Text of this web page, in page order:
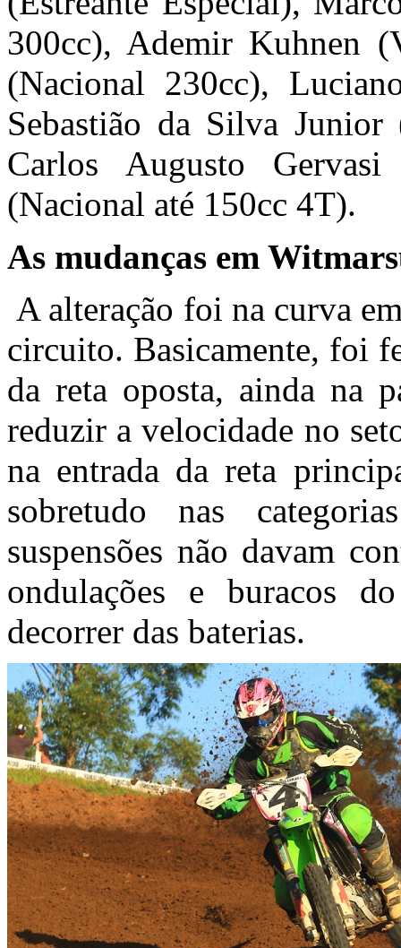
300cc), Ademir Kuhnen
(Nacional 230cc),
Sebastião da Silva
Carlos Augusto
(Nacional até 150cc 4T).
As mudanças em
A alteração foi na curva
circuito. Basicamente, foi
da reta oposta, ainda na
reduzir a velocidade no
na entrada da reta
sobretudo nas
suspensões não davam
ondulações e buracos
decorrer das baterias.